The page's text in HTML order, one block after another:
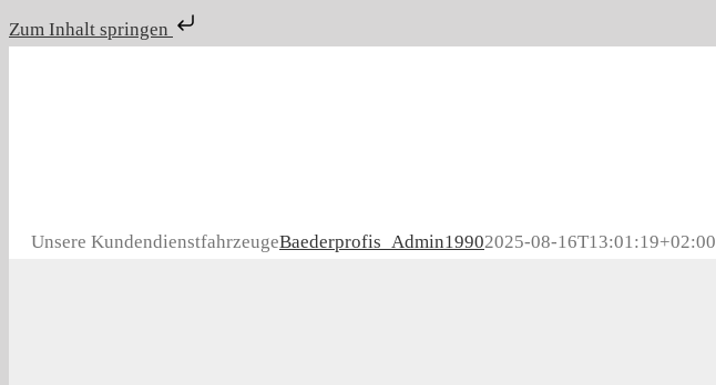
Zum Inhalt springen
Unsere KundendienstfahrzeugeBaederprofis_Admin19902025-08-16T13:01:19+02:00